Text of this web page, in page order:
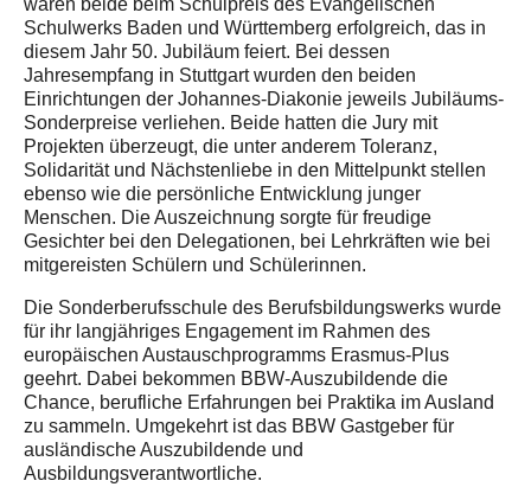
Schulwerks Baden und Württemberg erfolgreich, das in
diesem Jahr 50. Jubiläum feiert. Bei dessen
Jahresempfang in Stuttgart wurden den beiden
Einrichtungen der Johannes-Diakonie jeweils Jubiläums-
Sonderpreise verliehen. Beide hatten die Jury mit
Projekten überzeugt, die unter anderem Toleranz,
Solidarität und Nächstenliebe in den Mittelpunkt stellen
ebenso wie die persönliche Entwicklung junger
Menschen. Die Auszeichnung sorgte für freudige
Gesichter bei den Delegationen, bei Lehrkräften wie bei
mitgereisten Schülern und Schülerinnen.
Die Sonderberufsschule des Berufsbildungswerks wurde
für ihr langjähriges Engagement im Rahmen des
europäischen Austauschprogramms Erasmus-Plus
geehrt. Dabei bekommen BBW-Auszubildende die
Chance, berufliche Erfahrungen bei Praktika im Ausland
zu sammeln. Umgekehrt ist das BBW Gastgeber für
ausländische Auszubildende und
Ausbildungsverantwortliche.